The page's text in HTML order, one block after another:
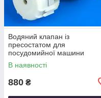
Водяний клапан із
пресостатом для
посудомийної машини
Thompson 1/90
В наявності
880 ₴